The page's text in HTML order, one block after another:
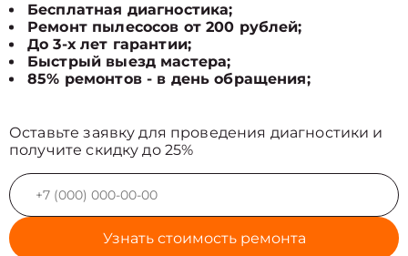
Бесплатная диагностика;
Ремонт пылесосов от 200 рублей;
До 3-х лет гарантии;
Быстрый выезд мастера;
85% ремонтов - в день обращения;
Оставьте заявку для проведения диагностики и
получите скидку до 25%
Узнать стоимость ремонта